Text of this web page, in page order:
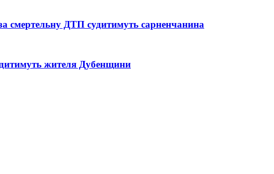
смертельну ДТП судитимуть сарненчанина
жителя Дубенщини